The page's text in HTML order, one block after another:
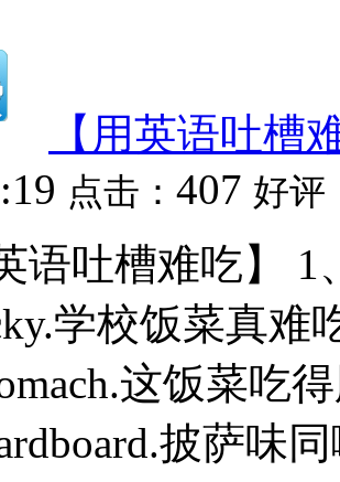
【用英语吐槽
点击： 407 好评
语吐槽难吃】 1
学校饭菜真难
这饭菜吃
披萨味